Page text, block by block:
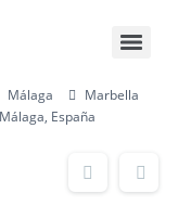
Málaga
Marbella
España